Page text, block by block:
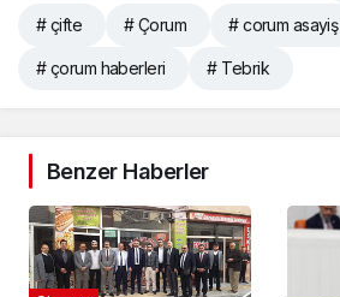
# çifte # Çorum # corum asayiş
# çorum haberleri # Tebrik
Benzer Haberler